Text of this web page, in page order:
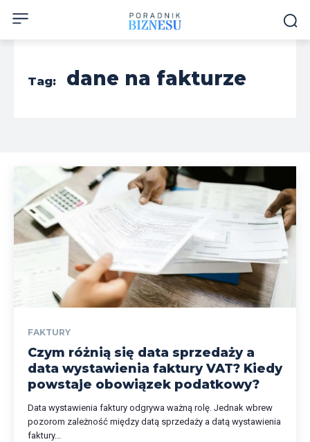
Tag: dane na fakturze
FAKTURY
Czym różnią się data sprzedaży a
data wystawienia faktury VAT? Kiedy
powstaje obowiązek podatkowy?
Data wystawienia faktury odgrywa ważną rolę. Jednak wbrew
pozorom zależność między datą sprzedaży a datą wystawienia
faktury...